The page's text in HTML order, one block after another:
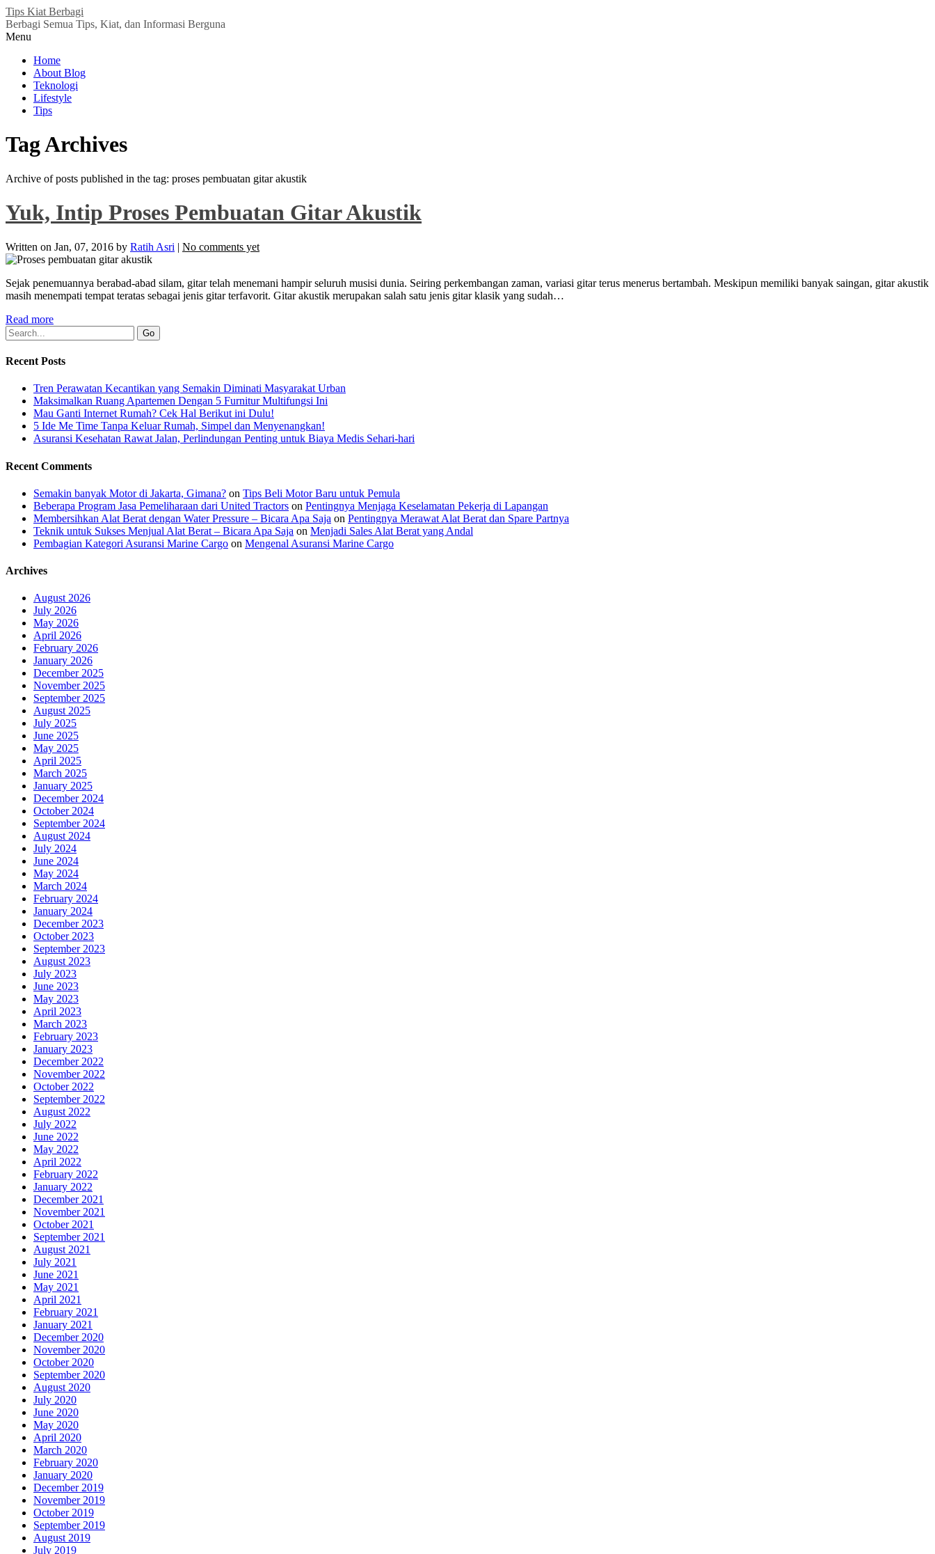
Tips Kiat Berbagi
Berbagi Semua Tips, Kiat, dan Informasi Berguna
Menu
Home
About Blog
Teknologi
Lifestyle
Tips
Tag Archives
Archive of posts published in the tag: proses pembuatan gitar akustik
Yuk, Intip Proses Pembuatan Gitar Akustik
Written on Jan, 07, 2016 by Ratih Asri | No comments yet
Sejak penemuannya berabad-abad silam, gitar telah menemani hampir seluruh musisi dunia. Seiring perkembangan zaman, variasi gitar terus menerus bertambah. Meskipun memiliki banyak saingan, gitar akustik
masih menempati tempat teratas sebagai jenis gitar terfavorit. Gitar akustik merupakan salah satu jenis gitar klasik yang sudah…
Read more
Recent Posts
Tren Perawatan Kecantikan yang Semakin Diminati Masyarakat Urban
Maksimalkan Ruang Apartemen Dengan 5 Furnitur Multifungsi Ini
Mau Ganti Internet Rumah? Cek Hal Berikut ini Dulu!
5 Ide Me Time Tanpa Keluar Rumah, Simpel dan Menyenangkan!
Asuransi Kesehatan Rawat Jalan, Perlindungan Penting untuk Biaya Medis Sehari-hari
Recent Comments
Semakin banyak Motor di Jakarta, Gimana? on Tips Beli Motor Baru untuk Pemula
Beberapa Program Jasa Pemeliharaan dari United Tractors on Pentingnya Menjaga Keselamatan Pekerja di Lapangan
Membersihkan Alat Berat dengan Water Pressure – Bicara Apa Saja on Pentingnya Merawat Alat Berat dan Spare Partnya
Teknik untuk Sukses Menjual Alat Berat – Bicara Apa Saja on Menjadi Sales Alat Berat yang Andal
Pembagian Kategori Asuransi Marine Cargo on Mengenal Asuransi Marine Cargo
Archives
August 2026
July 2026
May 2026
April 2026
February 2026
January 2026
December 2025
November 2025
September 2025
August 2025
July 2025
June 2025
May 2025
April 2025
March 2025
January 2025
December 2024
October 2024
September 2024
August 2024
July 2024
June 2024
May 2024
March 2024
February 2024
January 2024
December 2023
October 2023
September 2023
August 2023
July 2023
June 2023
May 2023
April 2023
March 2023
February 2023
January 2023
December 2022
November 2022
October 2022
September 2022
August 2022
July 2022
June 2022
May 2022
April 2022
February 2022
January 2022
December 2021
November 2021
October 2021
September 2021
August 2021
July 2021
June 2021
May 2021
April 2021
February 2021
January 2021
December 2020
November 2020
October 2020
September 2020
August 2020
July 2020
June 2020
May 2020
April 2020
March 2020
February 2020
January 2020
December 2019
November 2019
October 2019
September 2019
August 2019
July 2019